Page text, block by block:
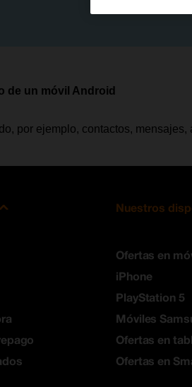
de un móvil Android
por ejemplo, contactos,
Nuestros
Ofertas en
iPhone
PlayStation 5
Móviles
Ofertas en
Ofertas en